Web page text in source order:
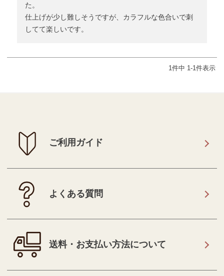
た。
仕上げが少し難しそうですが、カラフルな色合いで刺
してて楽しいです。
1件中 1-1件表示
ご利用ガイド
よくある質問
送料・お支払い方法について